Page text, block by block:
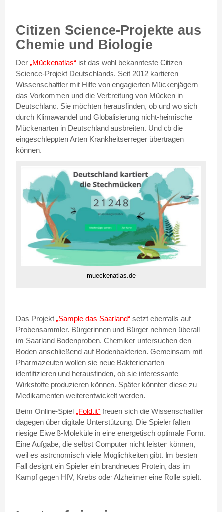
Citizen Science-Projekte aus
Chemie und Biologie
Der„Mückenatlas“ ist das wohl bekannteste Citizen
Science-Projekt Deutschlands. Seit 2012 kartieren
Wissenschaftler mit Hilfe von engagierten Mückenjägern
das Vorkommen und die Verbreitung von Mücken in
Deutschland. Sie möchten herausfinden, ob und wo sich
durch Klimawandel und Globalisierung nicht-heimische
Mückenarten in Deutschland ausbreiten. Und ob die
eingeschleppten Arten Krankheitserreger übertragen
können.
mueckenatlas.de
Das Projekt„Sample das Saarland“ setzt ebenfalls auf
Probensammler. Bürgerinnen und Bürger nehmen überall
im Saarland Bodenproben. Chemiker untersuchen den
Boden anschließend auf Bodenbakterien. Gemeinsam mit
Pharmazeuten wollen sie neue Bakterienarten
identifizieren und herausfinden, ob sie interessante
Wirkstoffe produzieren können. Später könnten diese zu
Medikamenten weiterentwickelt werden.
Beim Online-Spiel„Fold.it“ freuen sich die Wissenschaftler
dagegen über digitale Unterstützung. Die Spieler falten
riesige Eiweiß-Moleküle in eine energetisch optimale Form.
Eine Aufgabe, die selbst Computer nicht leisten können,
weil es astronomisch viele Möglichkeiten gibt. Im besten
Fall designt ein Spieler ein brandneues Protein, das im
Kampf gegen HIV, Krebs oder Alzheimer eine Rolle spielt.